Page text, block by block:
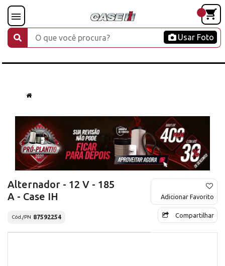
Usar Foto
Alternador - 12 V - 185
A - Case IH
Cód./PN 87592254
Adicionar Favorito
Compartilhar